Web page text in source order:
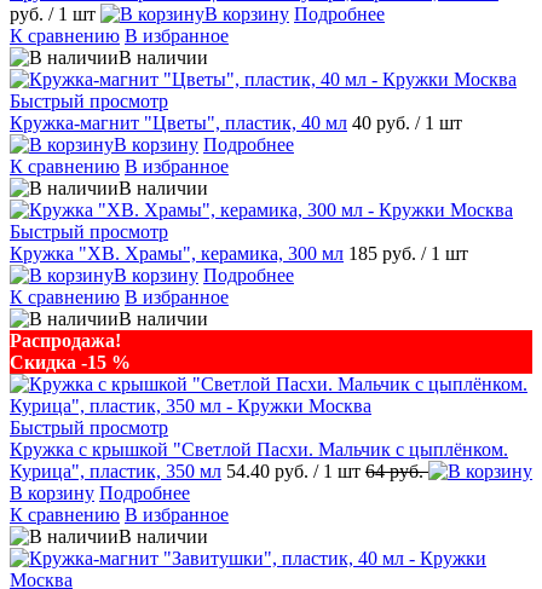
руб. / 1 шт В корзину Подробнее
К сравнению В избранное
В наличии
Быстрый просмотр
Кружка-магнит "Цветы", пластик, 40 мл 40 руб. / 1 шт
В корзину Подробнее
К сравнению В избранное
В наличии
Быстрый просмотр
Кружка "ХВ. Храмы", керамика, 300 мл 185 руб. / 1 шт
В корзину Подробнее
К сравнению В избранное
В наличии
Распродажа!
Скидка -15 %
Быстрый просмотр
Кружка с крышкой "Светлой Пасхи. Мальчик с цыплёнком.
Курица", пластик, 350 мл 54.40 руб. / 1 шт 64 руб.
В корзину Подробнее
К сравнению В избранное
В наличии